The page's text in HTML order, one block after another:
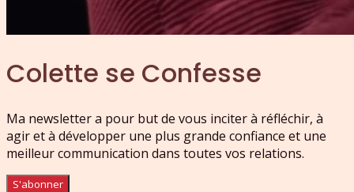
Colette se Confesse
Ma newsletter a pour but de vous inciter à réfléchir, à
agir et à développer une plus grande confiance et une
meilleur communication dans toutes vos relations.
S'abonner